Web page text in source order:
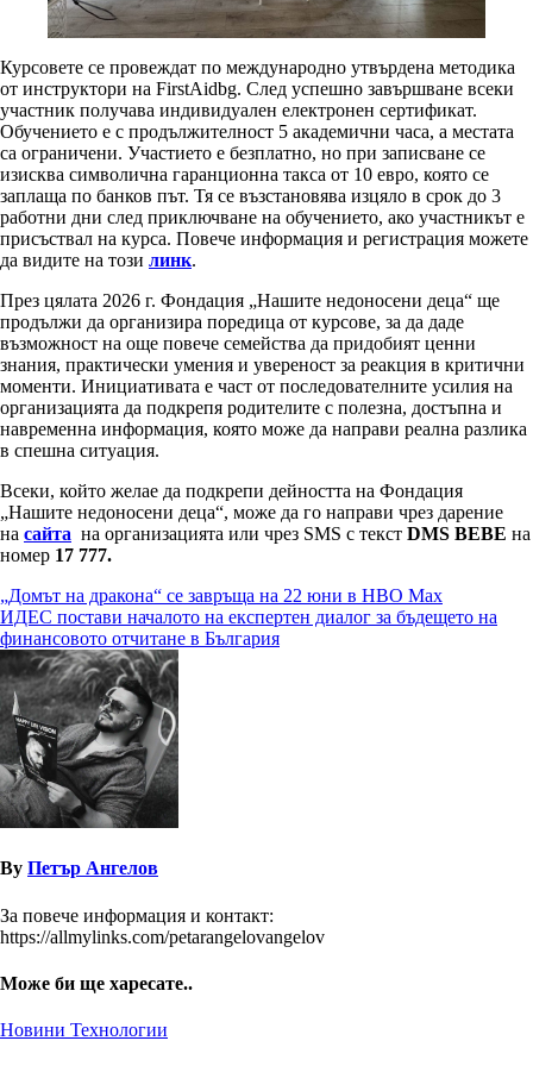
Курсовете се провеждат по международно утвърдена методика
от инструктори на FirstAidbg. След успешно завършване всеки
участник получава индивидуален електронен сертификат.
Обучението е с продължителност 5 академични часа, а местата
са ограничени. Участието е безплатно, но при записване се
изисква символична гаранционна такса от 10 евро, която се
заплаща по банков път. Тя се възстановява изцяло в срок до 3
работни дни след приключване на обучението, ако участникът е
присъствал на курса. Повече информация и регистрация можете
да видите на този линк.
През цялата 2026 г. Фондация „Нашите недоносени деца“ ще
продължи да организира поредица от курсове, за да даде
възможност на още повече семейства да придобият ценни
знания, практически умения и увереност за реакция в критични
моменти. Инициативата е част от последователните усилия на
организацията да подкрепя родителите с полезна, достъпна и
навременна информация, която може да направи реална разлика
в спешна ситуация.
Всеки, който желае да подкрепи дейността на Фондация
„Нашите недоносени деца“, може да го направи чрез дарение
на сайта на организацията или чрез SMS с текст DMS BEBE на
номер 17 777.
Навигация
„Домът на дракона“ се завръща на 22 юни в HBO Max
ИДЕС постави началото на експертен диалог за бъдещето на
финансовото отчитане в България
By Петър Ангелов
За повече информация и контакт:
https://allmylinks.com/petarangelovangelov
Може би ще харесате..
Новини Технологии